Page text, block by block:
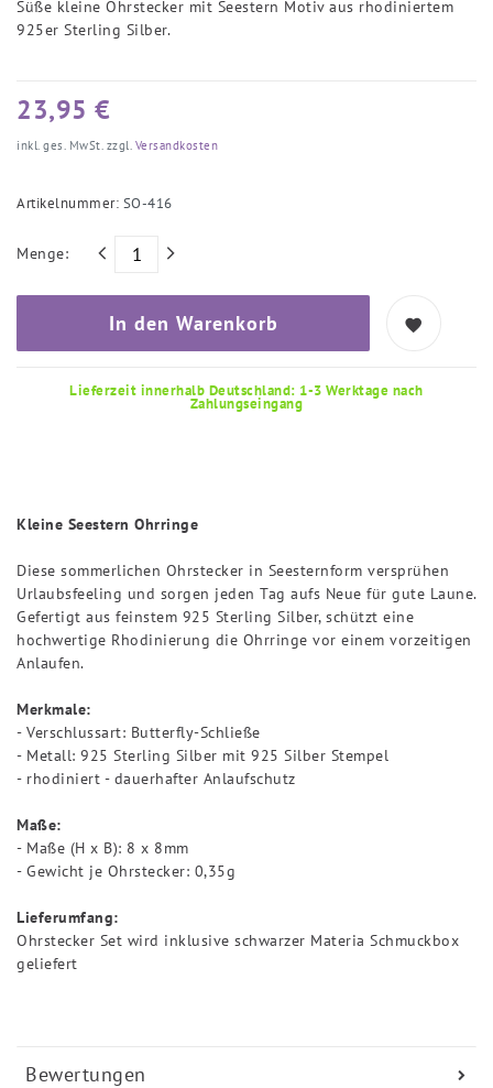
Süße kleine Ohrstecker mit Seestern Motiv aus rhodiniertem
925er Sterling Silber.
23,95 €
inkl. ges. MwSt. zzgl. Versandkosten
Artikelnummer: SO-416
Menge:
In den Warenkorb
Lieferzeit innerhalb Deutschland: 1-3 Werktage nach
Zahlungseingang
Bewertungen
Kleine Seestern Ohrringe
Diese sommerlichen Ohrstecker in Seesternform versprühen
Urlaubsfeeling und sorgen jeden Tag aufs Neue für gute Laune.
Gefertigt aus feinstem 925 Sterling Silber, schützt eine
hochwertige Rhodinierung die Ohrringe vor einem vorzeitigen
Anlaufen.
Merkmale:
- Verschlussart: Butterfly-Schließe
- Metall: 925 Sterling Silber mit 925 Silber Stempel
- rhodiniert - dauerhafter Anlaufschutz
Maße:
- Maße (H x B): 8 x 8mm
- Gewicht je Ohrstecker: 0,35g
Lieferumfang:
Ohrstecker Set wird inklusive schwarzer Materia Schmuckbox
geliefert